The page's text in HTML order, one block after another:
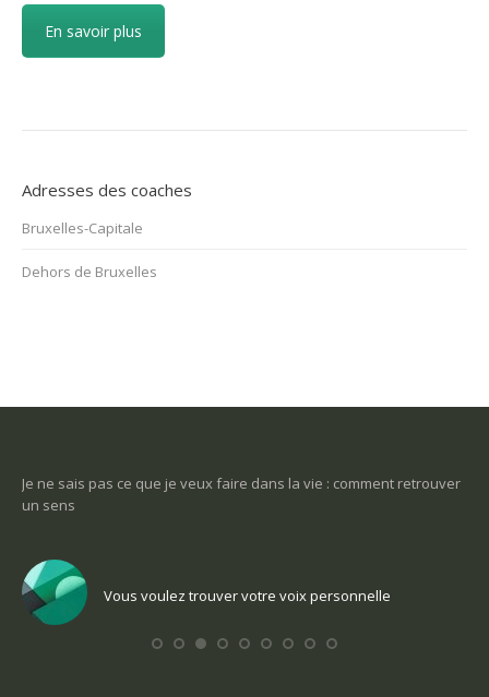
En savoir plus
Adresses des coaches
Bruxelles-Capitale
Dehors de Bruxelles
Je ne sais pas ce que je veux faire dans la vie : comment retrouver
un sens
Vous voulez trouver votre voix personnelle